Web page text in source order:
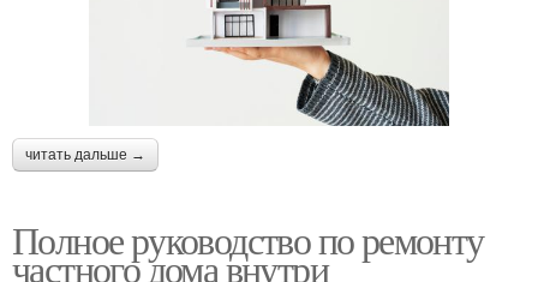
читать дальше →
Полное руководство по ремонту
частного дома внутри